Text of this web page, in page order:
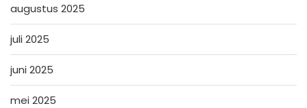
augustus 2025
juli 2025
juni 2025
mei 2025